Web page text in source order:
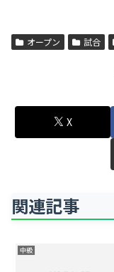
オープン 試合
X
関連記事
中級